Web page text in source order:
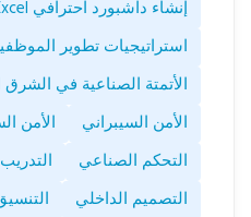
إنشاء داشبورد احترافي Excel
استراتيجيات تطوير
الأتمتة الصناعية في
الأمن السيبراني
الأمن
التحكم الصناعي
التصميم الداخلي